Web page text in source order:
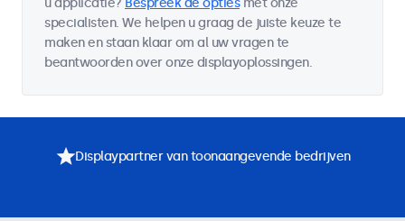
u applicatie? Bespreek de optiesmet onze
specialisten. We helpen u graag de juiste keuze te
maken en staan klaar om al uw vragen te
beantwoorden over onze displayoplossingen.
Displaypartner van toonaangevende bedrijven